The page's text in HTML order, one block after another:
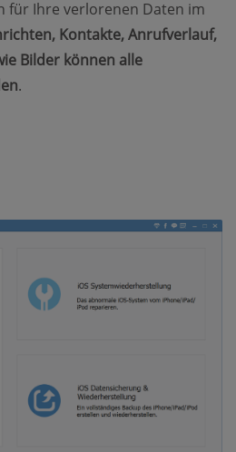
für Ihre verlorenen Daten im
Kontakte, Anrufverlauf,
Bilder können alle
.